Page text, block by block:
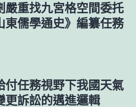
嚴重找九宮格空間委托
東儒學通史》編纂任務
付任務視野下我國天氣
更訴訟的邁進邏輯